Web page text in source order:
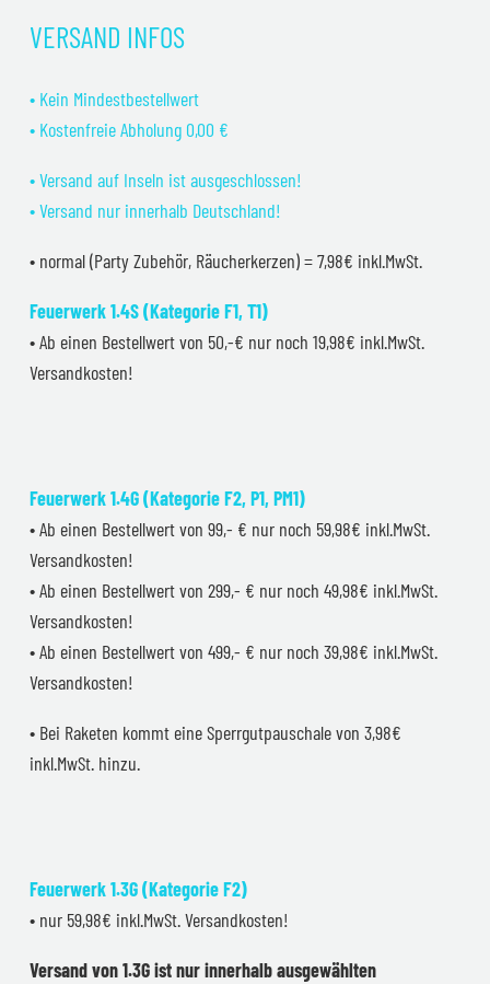
VERSAND INFOS
• Kein Mindestbestellwert
• Kostenfreie Abholung 0,00 €
• Versand auf Inseln ist ausgeschlossen!
• Versand nur innerhalb Deutschland!
• normal (Party Zubehör, Räucherkerzen) = 7,98€ inkl.MwSt.
Feuerwerk 1.4S (Kategorie F1, T1)
• Ab einen Bestellwert von 50,-€ nur noch 19,98€ inkl.MwSt.
Versandkosten!
Feuerwerk 1.4G (Kategorie F2, P1, PM1)
• Ab einen Bestellwert von 99,- € nur noch 59,98€ inkl.MwSt.
Versandkosten!
• Ab einen Bestellwert von 299,- € nur noch 49,98€ inkl.MwSt.
Versandkosten!
• Ab einen Bestellwert von 499,- € nur noch 39,98€ inkl.MwSt.
Versandkosten!
• Bei Raketen kommt eine Sperrgutpauschale von 3,98€
inkl.MwSt. hinzu.
Feuerwerk 1.3G (Kategorie F2)
• nur 59,98€ inkl.MwSt. Versandkosten!
Versand von 1.3G ist nur innerhalb ausgewählten